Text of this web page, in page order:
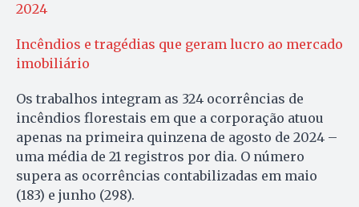
2024
Incêndios e tragédias que geram lucro ao mercado
imobiliário
Os trabalhos integram as 324 ocorrências de
incêndios florestais em que a corporação atuou
apenas na primeira quinzena de agosto de 2024 –
uma média de 21 registros por dia. O número
supera as ocorrências contabilizadas em maio
(183) e junho (298).